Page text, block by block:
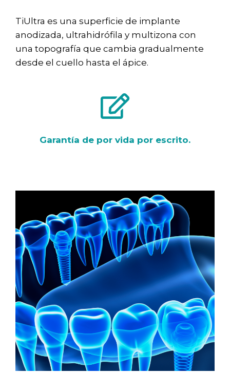
TiUltra es una superficie de implante
anodizada, ultrahidrófila y multizona con
una topografía que cambia gradualmente
desde el cuello hasta el ápice.
Garantía de por vida por escrito.